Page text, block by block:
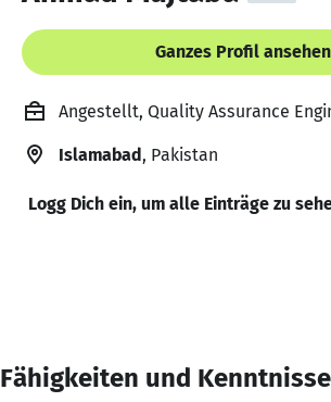
Ganzes Profil ansehen
Angestellt, Quality Assurance
Islamabad, Pakistan
Logg Dich ein, um alle Einträge zu
Fähigkeiten und Kenntnisse